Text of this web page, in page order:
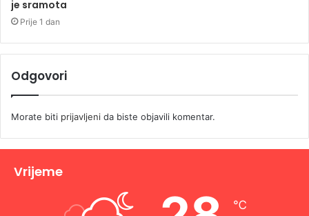
je sramota
Prije 1 dan
Odgovori
Morate biti prijavljeni da biste objavili komentar.
Vrijeme
℃